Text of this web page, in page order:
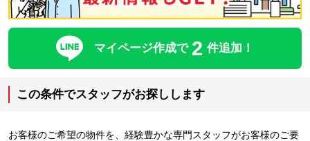
マイページ作成で 2 件追加！
この条件でスタッフがお探しします
お客様のご希望の物件を、経験豊かな専門スタッフがお客様のご要